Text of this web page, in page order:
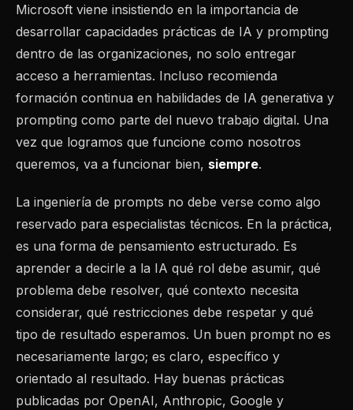
Microsoft viene insistiendo en la importancia de
desarrollar capacidades prácticas de IA y prompting
dentro de las organizaciones, no solo entregar
acceso a herramientas. Incluso recomienda
formación continua en habilidades de IA generativa y
prompting como parte del nuevo trabajo digital. Una
vez que logramos que funcione como nosotros
queremos, va a funcionar bien, siempre.
La ingeniería de prompts no debe verse como algo
reservado para especialistas técnicos. En la práctica,
es una forma de pensamiento estructurado. Es
aprender a decirle a la IA qué rol debe asumir, qué
problema debe resolver, qué contexto necesita
considerar, qué restricciones debe respetar y qué
tipo de resultado esperamos. Un buen prompt no es
necesariamente largo; es claro, específico y
orientado al resultado. Hay buenas prácticas
publicadas por OpenAI, Anthropic, Google y